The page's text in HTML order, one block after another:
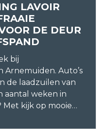
LAVOIR
DE DEUR
bij
Arnemuiden. Auto’s
de laadzuilen van
aantal weken in
Stefan en Dimitri